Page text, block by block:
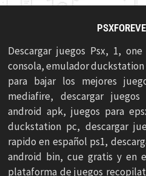
Descargar juegos Psx, 1,
consola, emulador duckstation
para bajar los mejores
mediafire, descargar
android apk, juegos para
duckstation pc, descargar
rapido en español ps1,
android bin, cue gratis y en
plataforma de juegos